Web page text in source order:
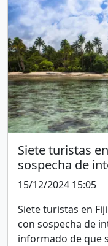
Siete turistas
sospecha de
15/12/2024 15:05
Siete turistas en
con sospecha de
informado de que